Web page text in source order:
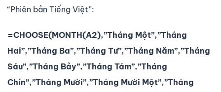
“Phiên bản Tiếng Việt”:
=CHOOSE(MONTH(A2),”Tháng Một”,”Tháng
Hai”,”Tháng Ba”,”Tháng Tư”,”Tháng Năm”,”Tháng
Sáu”,”Tháng Bảy”,”Tháng Tám”,”Tháng
Chín”,”Tháng Mười”,”Tháng Mười Một”,”Tháng